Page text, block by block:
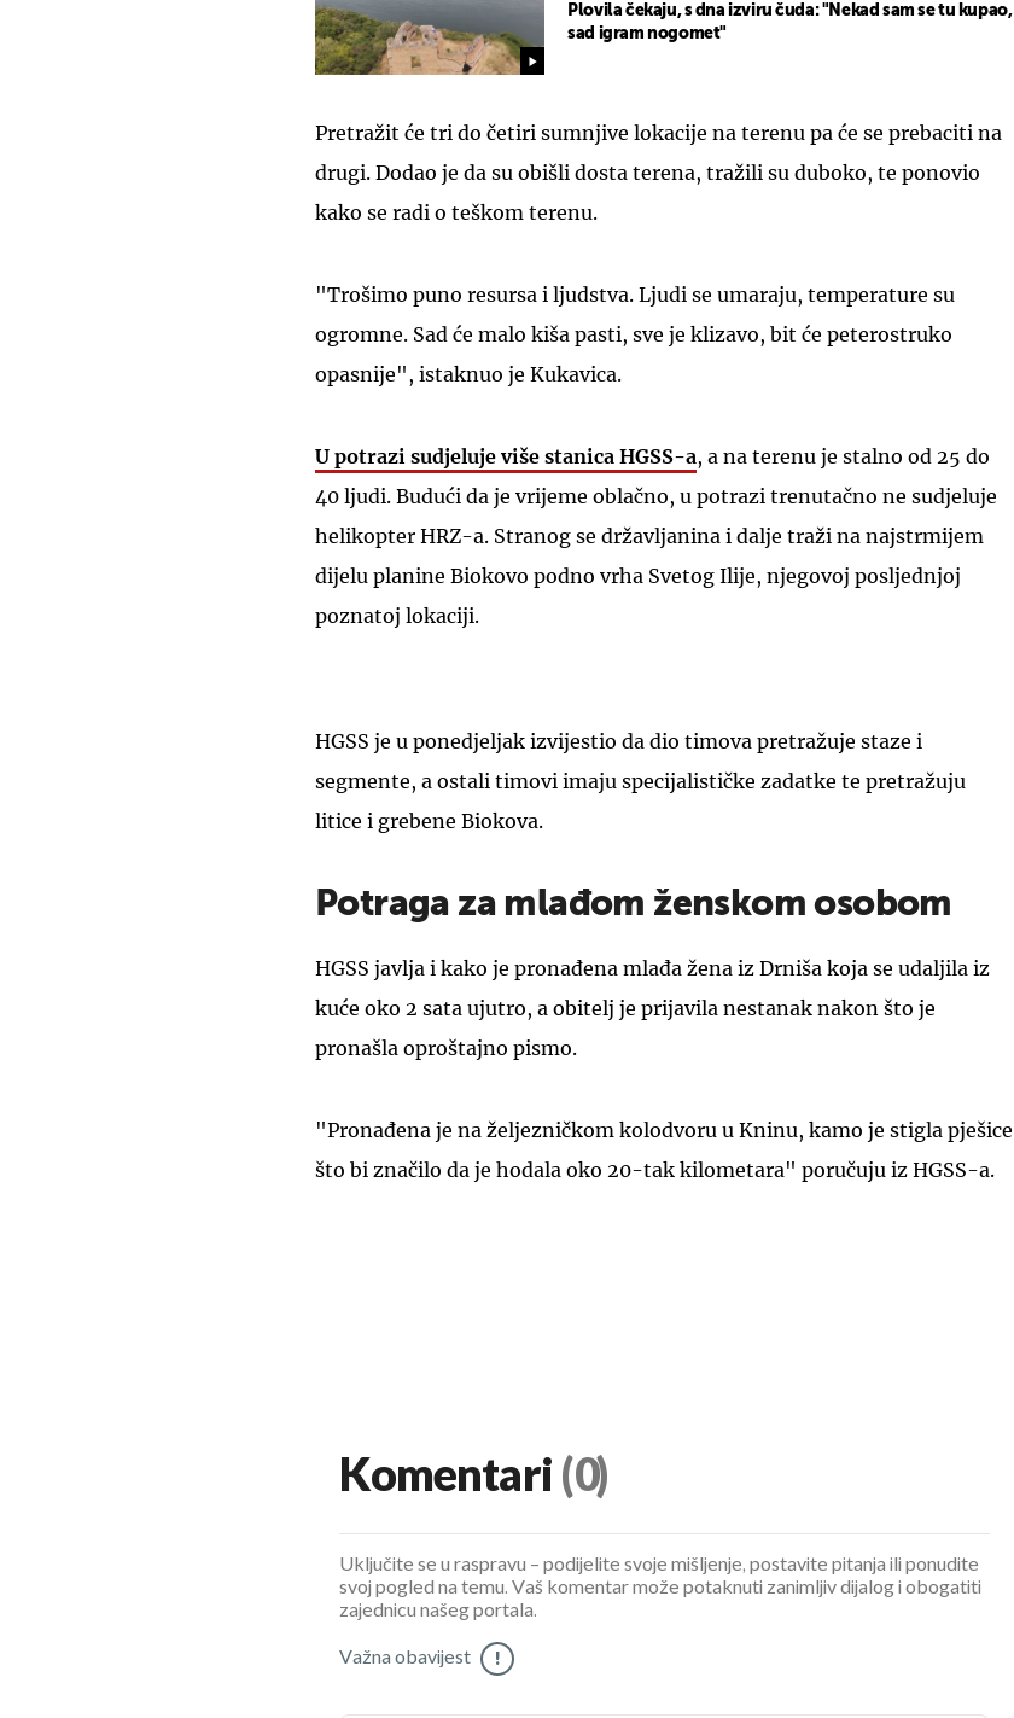
Plovila čekaju, s dna izviru čuda: "Nekad sam se tu kupao,
sad igram nogomet"
Pretražit će tri do četiri sumnjive lokacije na terenu pa će se prebaciti na
drugi. Dodao je da su obišli dosta terena, tražili su duboko, te ponovio
kako se radi o teškom terenu.
"Trošimo puno resursa i ljudstva. Ljudi se umaraju, temperature su
ogromne. Sad će malo kiša pasti, sve je klizavo, bit će peterostruko
opasnije", istaknuo je Kukavica.
U potrazi sudjeluje više stanica HGSS-a, a na terenu je stalno od 25 do
40 ljudi. Budući da je vrijeme oblačno, u potrazi trenutačno ne sudjeluje
helikopter HRZ-a. Stranog se državljanina i dalje traži na najstrmijem
dijelu planine Biokovo podno vrha Svetog Ilije, njegovoj posljednjoj
poznatoj lokaciji.
HGSS je u ponedjeljak izvijestio da dio timova pretražuje staze i
segmente, a ostali timovi imaju specijalističke zadatke te pretražuju
litice i grebene Biokova.
Potraga za mlađom ženskom osobom
HGSS javlja i kako je pronađena mlađa žena iz Drniša koja se udaljila iz
kuće oko 2 sata ujutro, a obitelj je prijavila nestanak nakon što je
pronašla oproštajno pismo.
"Pronađena je na željezničkom kolodvoru u Kninu, kamo je stigla pješice
što bi značilo da je hodala oko 20-tak kilometara" poručuju iz HGSS-a.
Komentari (0)
Uključite se u raspravu – podijelite svoje mišljenje, postavite pitanja ili ponudite
svoj pogled na temu. Vaš komentar može potaknuti zanimljiv dijalog i obogatiti
zajednicu našeg portala.
Važna obavijest !
UKLJUČITE NOTIFIKACIJE